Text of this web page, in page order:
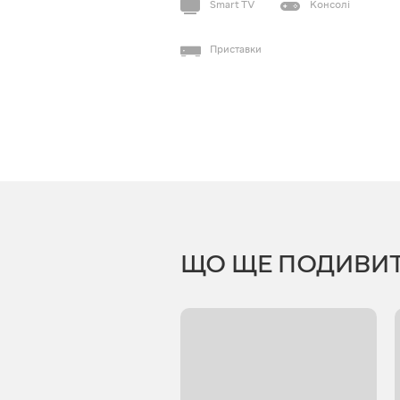
Smart TV Консолі
Приставки
ЩО ЩЕ